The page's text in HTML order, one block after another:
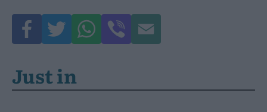
Just in